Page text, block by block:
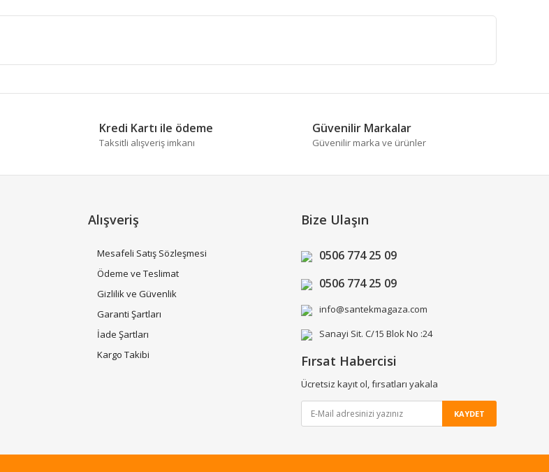
Kredi Kartı ile ödeme
Taksitli alışveriş imkanı
Güvenilir Markalar
Güvenilir marka ve ürünler
Alışveriş
Mesafeli Satış Sözleşmesi
Ödeme ve Teslimat
Gizlilik ve Güvenlik
Garanti Şartları
İade Şartları
Kargo Takibi
Bize Ulaşın
0506 774 25 09
0506 774 25 09
info@santekmagaza.com
Sanayi Sit. C/15 Blok No :24
Fırsat Habercisi
Ücretsiz kayıt ol, fırsatları yakala
KAYDET